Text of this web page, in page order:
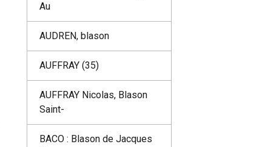
Au
AUDREN, blason
AUFFRAY (35)
AUFFRAY Nicolas, Blason
Saint-
BACO : Blason de Jacques